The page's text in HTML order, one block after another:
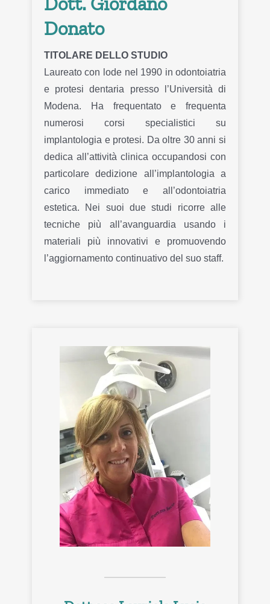
Donato
TITOLARE DELLO STUDIO
Laureato con lode nel 1990 in odontoiatria
e protesi dentaria presso l’Università di
Modena. Ha frequentato e frequenta
numerosi corsi specialistici su
implantologia e protesi. Da oltre 30 anni si
dedica all’attività clinica occupandosi con
particolare dedizione all’implantologia a
carico immediato e all’odontoiatria
estetica. Nei suoi due studi ricorre alle
tecniche più all’avanguardia usando i
materiali più innovativi e promuovendo
l’aggiornamento continuativo del suo staff.